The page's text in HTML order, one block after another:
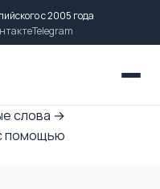
с 2005 года
Telegram
слова →
помощью